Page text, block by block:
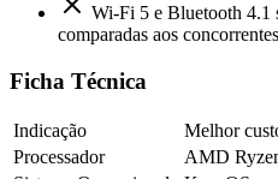
Wi-Fi 5 e Bluetooth 4.1
comparadas aos concorrentes
Ficha Técnica
Indicação
Melhor
Processador
AMD